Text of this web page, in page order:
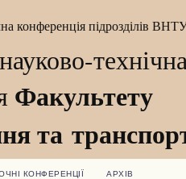
конференція підрозділів
Факультету
та
КОНФЕРЕНЦІЇ
АРХІВ